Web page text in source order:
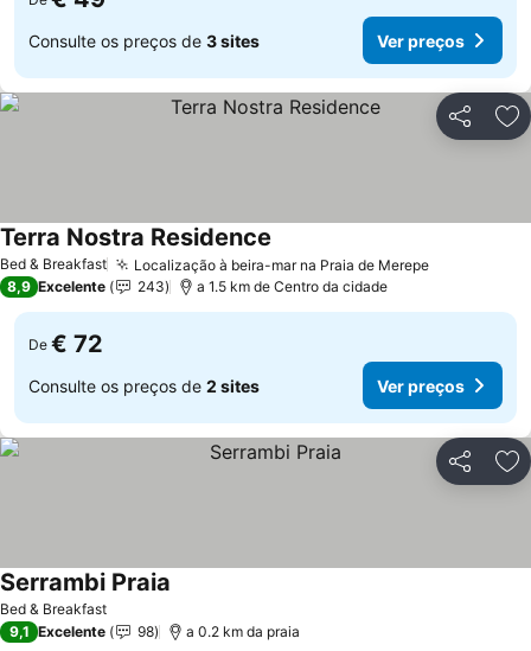
Consulte os preços de 3 sites Ver preços
Partilhar
Bed & Breakfast Localização à beira-mar na Praia de MerepeVer preços
Terra Nostra Residence
8,9 Excelente 243 a 1.5 km de Centro da cidade
De € 72
Consulte os preços de 2 sites Ver preços
Partilhar
Bed & Breakfast
Serrambi Praia
9,1 Excelente 98 a 0.2 km da praia